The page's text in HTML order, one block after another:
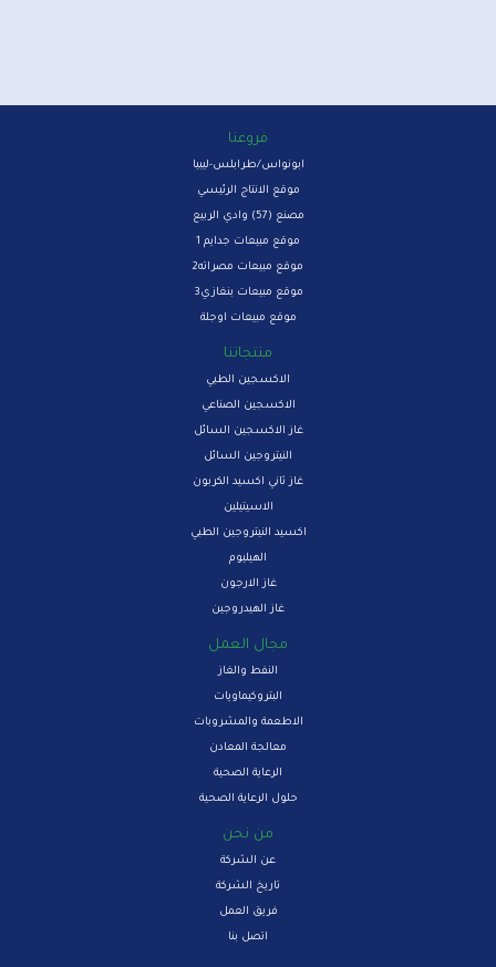
فروعنا
ابونواس/طرابلس-ليبيا
موقع الانتاج الرئيسي
مصنع (57) وادي الربيع
موقع مبيعات جدايم 1
موقع مبيعات مصراته2
موقع مبيعات بنغازي3
موقع مبيعات اوجلة
منتجاتنا
الاكسجين الطبي
الاكسجين الصناعي
غاز الاكسجين السائل
النيتروجين السائل
غاز ثاني اكسيد الكربون
الاسيتيلين
اكسيد النيتروجين الطبي
الهيليوم
غاز الارجون
غاز الهيدروجين
مجال العمل
النفط والغاز
البتروكيماويات
الاطعمة والمشروبات
معالجة المعادن
الرعاية الصحية
حلول الرعاية الصحية
من نحن
عن الشركة
تاريخ الشركة
فريق العمل
اتصل بنا